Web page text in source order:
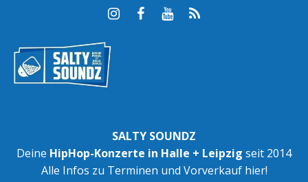
SALTY SOUNDZ
Deine HipHop-Konzerte in Halle + Leipzig seit 2014
Alle Infos zu Terminen und Vorverkauf hier!